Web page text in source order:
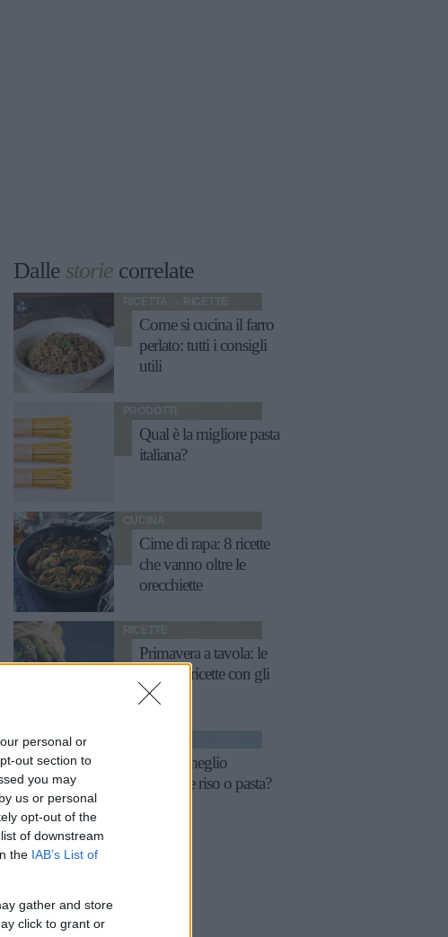
personal or
out section to
you may
us or personal
opt-out of the
of downstream
the IAB’s List of
gather and store
click to grant or
Dalle storie correlate
RICETTA
Come si cucina il farro
perlato: tutti i consigli
utili
PRODOTTI
Qual è la migliore pasta
italiana?
CUCINA
Cime di rapa: 8 ricette
che vanno oltre le
orecchiette
RICETTE
Primavera a tavola: le
migliori ricette con gli
asparagi
La sera meglio
mangiare riso o pasta?